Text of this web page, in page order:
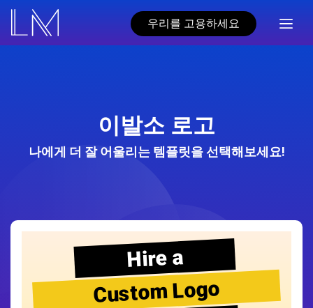
우리를 고용하세요
이발소 로고
나에게 더 잘 어울리는 템플릿을 선택해보세요!
Hire a
Custom Logo